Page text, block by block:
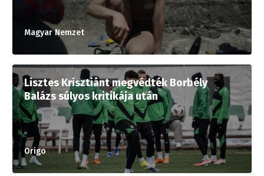
Magyar Nemzet
Lisztes Krisztiánt megvédték Borbély
Balázs súlyos kritikája után
Origo